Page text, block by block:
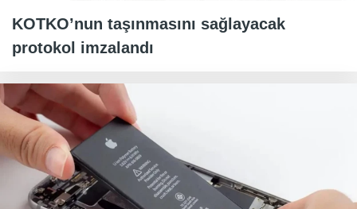
KOTKO’nun taşınmasını sağlayacak
protokol imzalandı